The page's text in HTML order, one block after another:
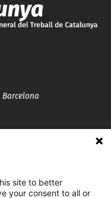
Barcelona
site to better
your consent to all or